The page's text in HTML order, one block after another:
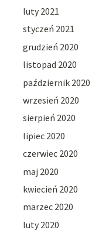
luty 2021
styczeń 2021
grudzień 2020
listopad 2020
październik 2020
wrzesień 2020
sierpień 2020
lipiec 2020
czerwiec 2020
maj 2020
kwiecień 2020
marzec 2020
luty 2020